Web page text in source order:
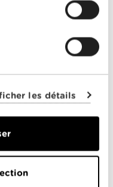
les détails